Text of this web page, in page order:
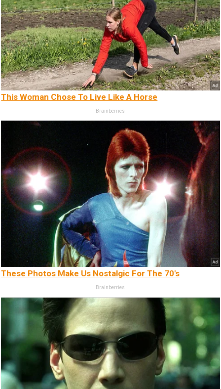
This Woman Chose To Live Like A Horse
Brainberries
These Photos Make Us Nostalgic For The 70's
Brainberries